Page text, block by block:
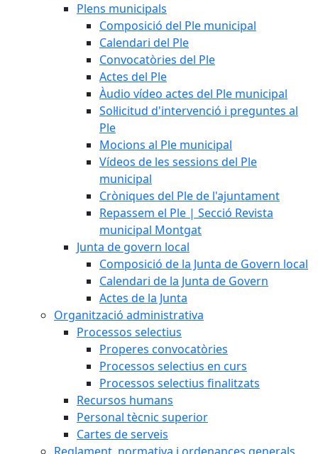
Plens municipals
Composició del Ple municipal
Calendari del Ple
Convocatòries del Ple
Actes del Ple
Àudio vídeo actes del Ple municipal
Sol·licitud d'intervenció i preguntes al
Ple
Mocions al Ple municipal
Vídeos de les sessions del Ple
municipal
Cròniques del Ple de l'ajuntament
Repassem el Ple | Secció Revista
municipal Montgat
Junta de govern local
Composició de la Junta de Govern local
Calendari de la Junta de Govern
Actes de la Junta
Organització administrativa
Processos selectius
Properes convocatòries
Processos selectius en curs
Processos selectius finalitzats
Recursos humans
Personal tècnic superior
Cartes de serveis